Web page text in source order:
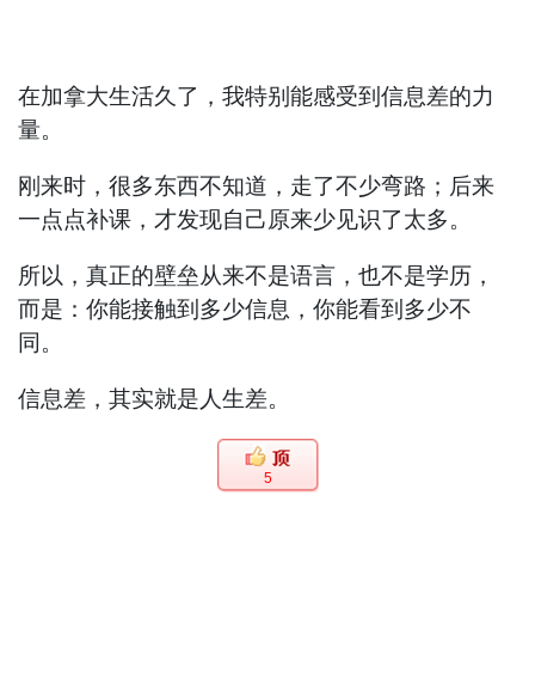
在加拿大生活久了，我特别能感受到信息差的力
量。
刚来时，很多东西不知道，走了不少弯路；后来
一点点补课，才发现自己原来少见识了太多。
所以，真正的壁垒从来不是语言，也不是学历，
而是：你能接触到多少信息，你能看到多少不
同。
信息差，其实就是人生差。
5